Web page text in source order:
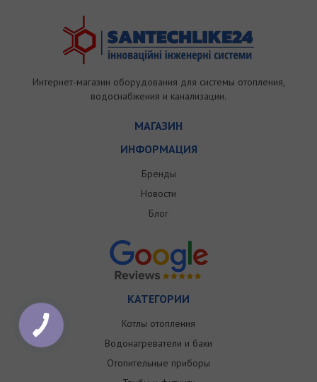
Интернет-магазин оборудования для системы отопления,
водоснабжения и канализации.
МАГАЗИН
ИНФОРМАЦИЯ
Бренды
Новости
Блог
КАТЕГОРИИ
Котлы отопления
Водонагреватели и баки
Отопительные приборы